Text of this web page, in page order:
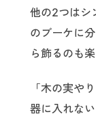
他の2つはシ
のブーケに
ら飾るのも
「木の実や
器に入れな